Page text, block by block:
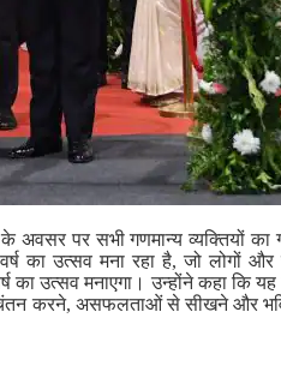
अवसर पर सभी गणमान्य व्यक्तियों का
का उत्सव मना रहा है, जो लोगों
का उत्सव मनाएगा। उन्होंने कहा कि यह
करने, असफलताओं से सीखने और